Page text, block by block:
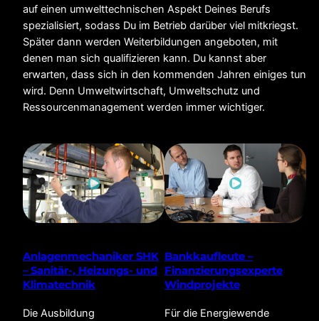
auf einen umwelttechnischen Aspekt Deines Berufs
spezialisiert, sodass Du im Betrieb darüber viel mitkriegst.
Später dann werden Weiterbildungen angeboten, mit
denen man sich qualifizieren kann. Du kannst aber
erwarten, dass sich in den kommenden Jahren einiges tun
wird. Denn Umweltwirtschaft, Umweltschutz und
Ressourcenmanagement werden immer wichtiger.
Anlagenmechaniker SHK
– Sanitär-, Heizungs- und
Klimatechnik
Die Ausbildung
Bankkaufleute –
Finanzierungsexperte
Windprojekte
Für die Energiewende